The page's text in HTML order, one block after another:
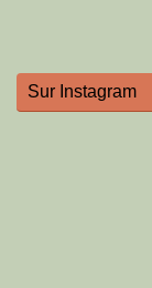
Sur Instagram